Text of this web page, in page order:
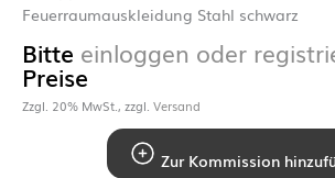
Feuerraumauskleidung Stahl schwarz
Bitte einloggen oder
Preise
Zzgl. 20% MwSt., zzgl. Versand
Zur Kommission